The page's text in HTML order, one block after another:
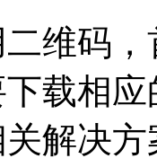
维码
载相
解决